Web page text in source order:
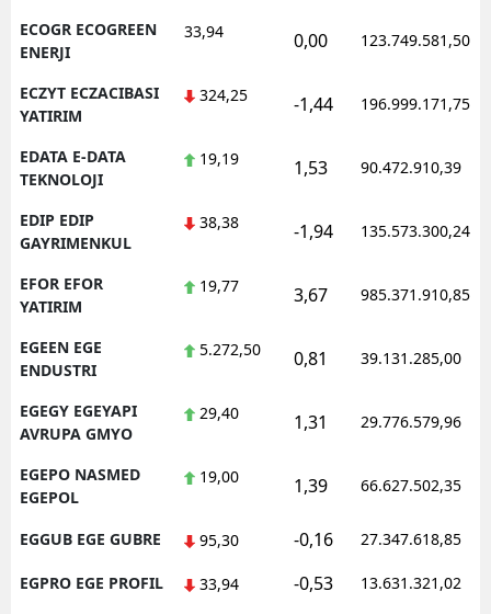
ECOGR ECOGREEN
ENERJI
33,94 0,00 123.749.581,50
ECZYT ECZACIBASI
YATIRIM
324,25 -1,44 196.999.171,75
EDATA E-DATA
TEKNOLOJI
19,19 1,53 90.472.910,39
EDIP EDIP
GAYRIMENKUL
38,38 -1,94 135.573.300,24
EFOR EFOR
YATIRIM
19,77 3,67 985.371.910,85
EGEEN EGE
ENDUSTRI
5.272,50 0,81 39.131.285,00
EGEGY EGEYAPI
AVRUPA GMYO
29,40 1,31 29.776.579,96
EGEPO NASMED
EGEPOL
19,00 1,39 66.627.502,35
EGGUB EGE GUBRE 95,30 -0,16 27.347.618,85
EGPRO EGE PROFIL 33,94 -0,53 13.631.321,02